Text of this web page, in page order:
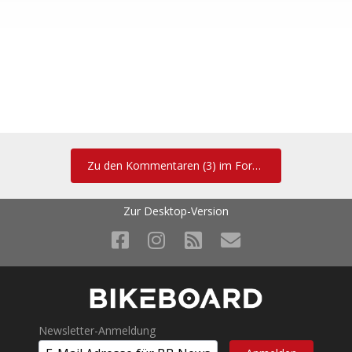
Zu den Kommentaren (3) im Forum
Zur Desktop-Version
Newsletter-Anmeldung